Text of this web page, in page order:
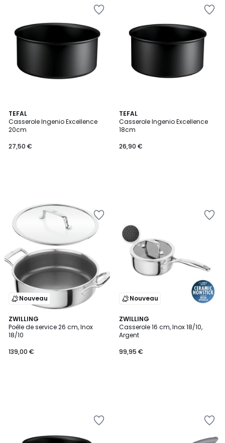
TEFAL
Casserole Ingenio Excellence
20cm
27,50 €
TEFAL
Casserole Ingenio Excellence
18cm
26,90 €
Nouveau
ZWILLING
Poêle de service 26 cm, Inox
18/10
139,00 €
Nouveau
ZWILLING
Casserole 16 cm, Inox 18/10,
Argent
99,95 €